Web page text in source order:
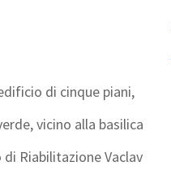
di cinque piani,
vicino alla basilica
Riabilitazione Vaclav